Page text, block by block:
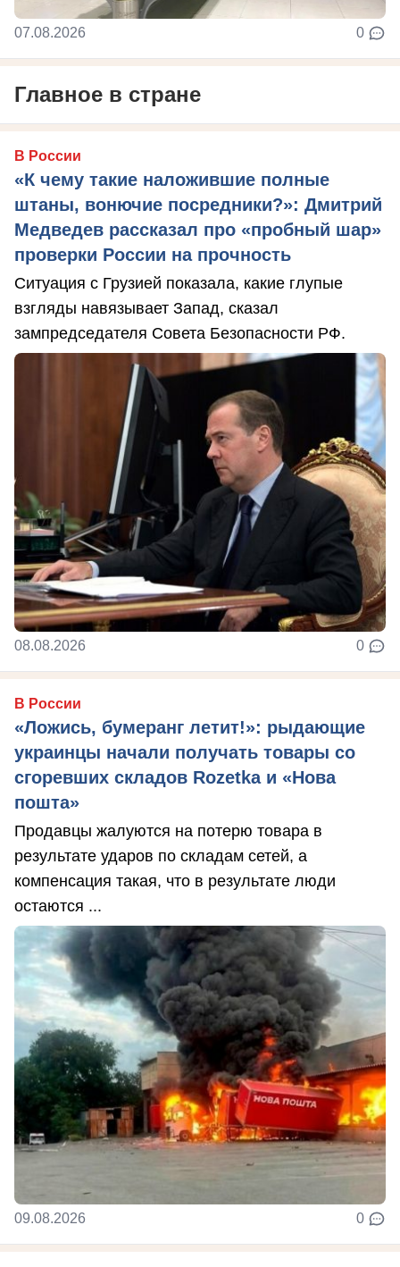
07.08.2026 0
Главное в стране
В России
«К чему такие наложившие полные
штаны, вонючие посредники?»: Дмитрий
Медведев рассказал про «пробный шар»
проверки России на прочность
Ситуация с Грузией показала, какие глупые
взгляды навязывает Запад, сказал
зампредседателя Совета Безопасности РФ.
08.08.2026 0
В России
«Ложись, бумеранг летит!»: рыдающие
украинцы начали получать товары со
сгоревших складов Rozetka и «Нова
пошта»
Продавцы жалуются на потерю товара в
результате ударов по складам сетей, а
компенсация такая, что в результате люди
остаются ...
09.08.2026 0